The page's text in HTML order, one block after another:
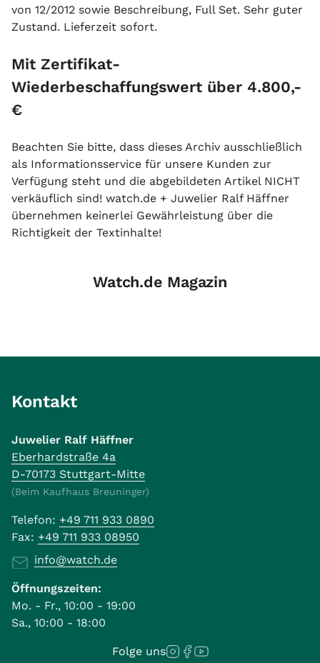
von 12/2012 sowie Beschreibung, Full Set. Sehr guter
Zustand. Lieferzeit sofort.
Mit Zertifikat-
Wiederbeschaffungswert über 4.800,-
€
Beachten Sie bitte, dass dieses Archiv ausschließlich
als Informationsservice für unsere Kunden zur
Verfügung steht und die abgebildeten Artikel NICHT
verkäuflich sind! watch.de + Juwelier Ralf Häffner
übernehmen keinerlei Gewährleistung über die
Richtigkeit der Textinhalte!
Watch.de Magazin
Kontakt
Juwelier Ralf Häffner
Eberhardstraße 4a
D-70173 Stuttgart-Mitte
(Beim Kaufhaus Breuninger)
Telefon: +49 711 933 0890
Fax: +49 711 933 08950
info@watch.de
Öffnungszeiten:
Mo. - Fr., 10:00 - 19:00
Sa., 10:00 - 18:00
Folge uns